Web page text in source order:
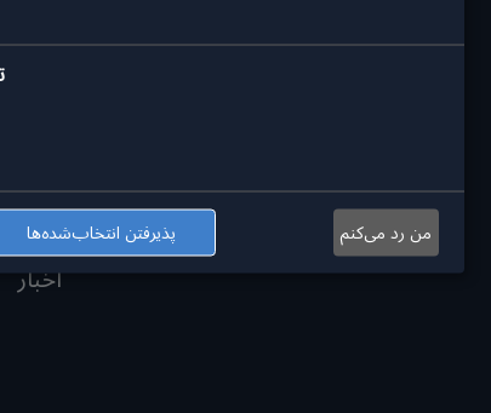
بیمه
درباره ما
اخبار
من رد می‌کنم پذیرفتن انتخاب‌شده‌ها